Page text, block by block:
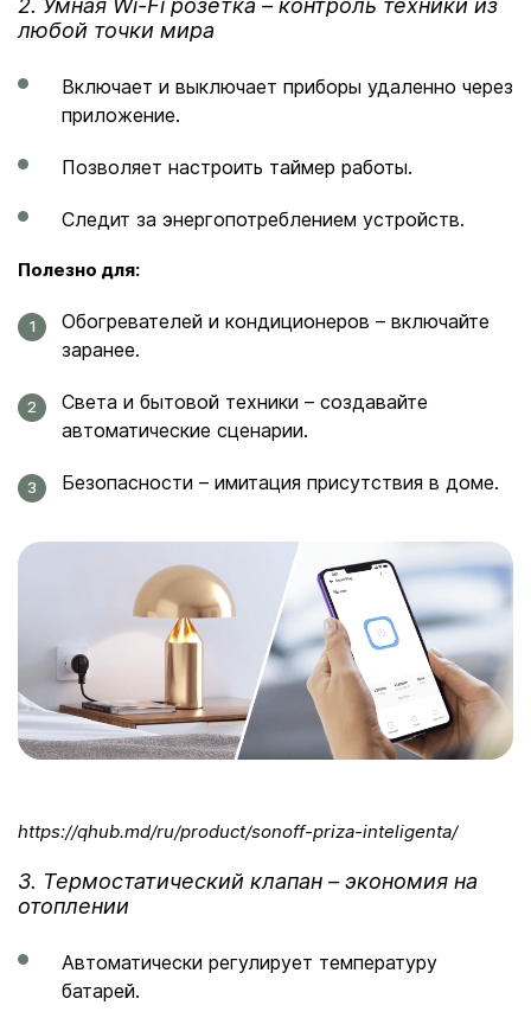
любой точки мира
Включает и выключает приборы удаленно через
приложение.
Позволяет настроить таймер работы.
Следит за энергопотреблением устройств.
Полезно для:
Обогревателей и кондиционеров – включайте
заранее.
Света и бытовой техники – создавайте
автоматические сценарии.
Безопасности – имитация присутствия в доме.
https://qhub.md/ru/product/sonoff-priza-inteligenta/
3. Термостатический клапан – экономия на
отоплении
Автоматически регулирует температуру
батарей.